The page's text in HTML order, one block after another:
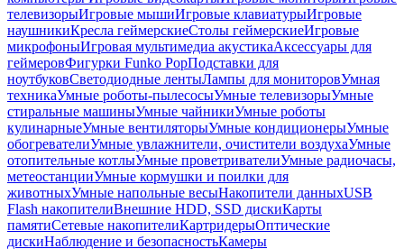
телевизорыИгровые мышиИгровые клавиатурыИгровые
наушникиКресла геймерскиеСтолы геймерскиеИгровые
микрофоныИгровая мультимедиа акустикаАксессуары для
геймеровФигурки Funko PopПодставки для
ноутбуковСветодиодные лентыЛампы для мониторовУмная
техникаУмные роботы-пылесосыУмные телевизорыУмные
стиральные машиныУмные чайникиУмные роботы
кулинарныеУмные вентиляторыУмные кондиционерыУмные
обогревателиУмные увлажнители, очистители воздухаУмные
отопительные котлыУмные проветривателиУмные радиочасы,
метеостанцииУмные кормушки и поилки для
животныхУмные напольные весыНакопители данныхUSB
Flash накопителиВнешние HDD, SSD дискиКарты
памятиСетевые накопителиКартридерыОптические
дискиНаблюдение и безопасностьКамеры